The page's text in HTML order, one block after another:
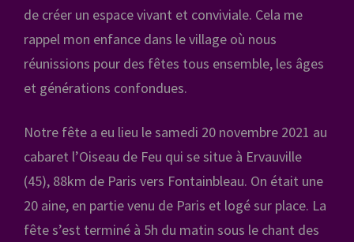
de créer un espace vivant et conviviale. Cela me
rappel mon enfance dans le village où nous
réunissions pour des fêtes tous ensemble, les âges
et générations confondues.
Notre fête a eu lieu le samedi 20 novembre 2021 au
cabaret l’Oiseau de Feu qui se situe à Ervauville
(45), 88km de Paris vers Fontainbleau. On était une
20 aine, en partie venu de Paris et logé sur place. La
fête s’est terminé à 5h du matin sous le chant des